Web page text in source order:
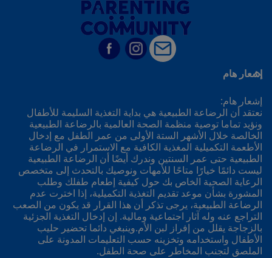
إشعار هام
إشعار هام:
نعتقد أن الرضاعة الطبيعية هي بداية التغذية السليمة للأطفال
ونؤيد تماما توصية منظمة الصحة العالمية بالرضاعة الطبيعية
الخالصة خلال الأشهر الستة الأولى من عمر الطفل مع إدخال
الأطعمة التكميلية المغذية الكافية مع الاستمرار في الرضاعة
الطبيعية حتى عمر السنتين وندرك أيضًا أن الرضاعة الطبيعية
ليست دائمًا خيارًا متاحًا للأمهات ونوصيك بالتحدث إلى متخصص
الرعاية الصحية الخاص بك حول كيفية إطعام طفلك وطلب
المشورة بشأن موعد تقديم التغذية التكميلية، إذا اخترت عدم
الرضاعة الطبيعية، يرجى تذكر أن هذا القرار قد يكون من الصعب
التراجع عنه وله آثار اجتماعية ومالية. إن إدخال التغذية الجزئية
بالزجاجة يقلل من إفراز لبن الأم.وينبغي دائما تحضير حليب
الأطفال واستخدامه وتخزينه حسب التعليمات المدونة على
الملصق لتجنب المخاطر على صحة الطفل.